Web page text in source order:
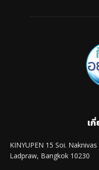
เ
KINYUPEN 15 Soi.
Ladpraw, Bangkok 10230